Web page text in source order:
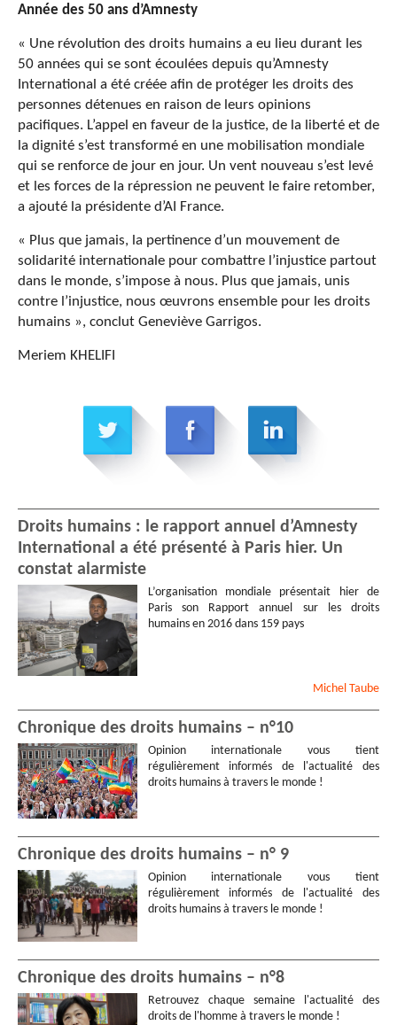
Année des 50 ans d’Amnesty
« Une révolution des droits humains a eu lieu durant les
50 années qui se sont écoulées depuis qu’Amnesty
International a été créée afin de protéger les droits des
personnes détenues en raison de leurs opinions
pacifiques. L’appel en faveur de la justice, de la liberté et de
la dignité s’est transformé en une mobilisation mondiale
qui se renforce de jour en jour. Un vent nouveau s’est levé
et les forces de la répression ne peuvent le faire retomber,
a ajouté la présidente d’AI France.
« Plus que jamais, la pertinence d’un mouvement de
solidarité internationale pour combattre l’injustice partout
dans le monde, s’impose à nous. Plus que jamais, unis
contre l’injustice, nous œuvrons ensemble pour les droits
humains », conclut Geneviève Garrigos.
Meriem KHELIFI
Droits humains : le rapport annuel d’Amnesty
International a été présenté à Paris hier. Un
constat alarmiste
L’organisation mondiale présentait hier de
Paris son Rapport annuel sur les droits
humains en 2016 dans 159 pays
Michel Taube
Chronique des droits humains – n°10
Opinion internationale vous tient
régulièrement informés de l'actualité des
droits humains à travers le monde !
Chronique des droits humains – n° 9
Opinion internationale vous tient
régulièrement informés de l'actualité des
droits humains à travers le monde !
Chronique des droits humains – n°8
Retrouvez chaque semaine l'actualité des
droits de l'homme à travers le monde !